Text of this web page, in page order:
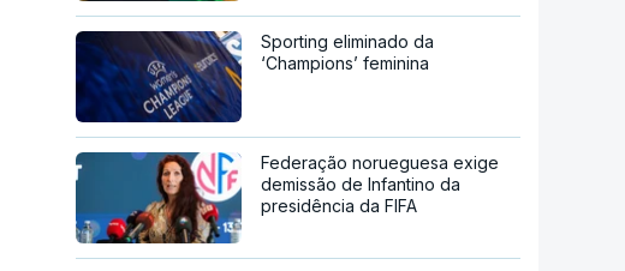
Sporting eliminado da
‘Champions’ feminina
Federação norueguesa exige
demissão de Infantino da
presidência da FIFA